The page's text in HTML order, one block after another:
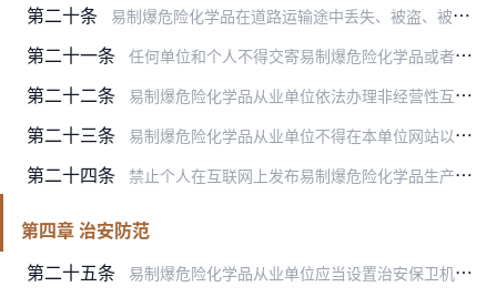
第二十条 易制爆危险化学品在道路运输途中丢失、被盗、被抢或者出现流散、泄漏等情况的，驾驶人员、押运人员应当立即采取相应的警示措施和安全措施，并向公安机关报告。公安机关接到…
第二十一条 任何单位和个人不得交寄易制爆危险化学品或者在邮件、快递内夹带易制爆危险化学品，不得将易制爆危险化学品匿报或者谎报为普通物品交寄，不得将易制爆危险化学品交给不具有…
第二十二条 易制爆危险化学品从业单位依法办理非经营性互联网信息服务备案手续后，可以在本单位网站发布易制爆危险化学品信息。
第二十三条 易制爆危险化学品从业单位不得在本单位网站以外的互联网应用服务中发布易制爆危险化学品信息及建立相关链接。
第二十四条 禁止个人在互联网上发布易制爆危险化学品生产、买卖、储存、使用信息。
第四章 治安防范
第二十五条
易制爆危险化学品从业单位应当设置治安保卫机构，建立健全治安保卫制度，配备专职治安保卫人员负责易制爆危险化学品治安保卫工作，并将治安保卫机构的设置和人员的配备情况…